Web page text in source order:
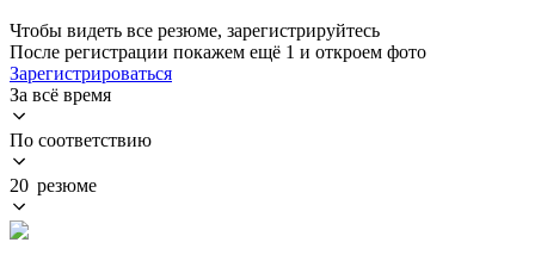
Чтобы видеть все резюме, зарегистрируйтесь
После регистрации покажем ещё 1 и откроем фото
Зарегистрироваться
За всё время
По соответствию
20 резюме